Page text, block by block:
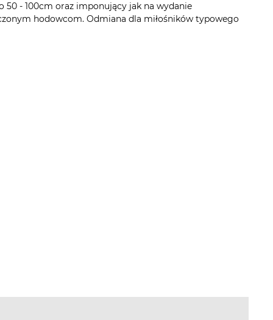
- 100cm oraz imponujący jak na wydanie
hodowcom. Odmiana dla miłośników typowego